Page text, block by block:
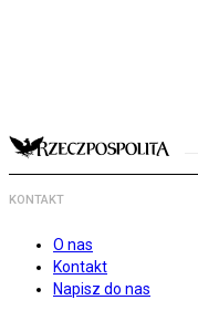
KONTAKT
O nas
Kontakt
Napisz do nas